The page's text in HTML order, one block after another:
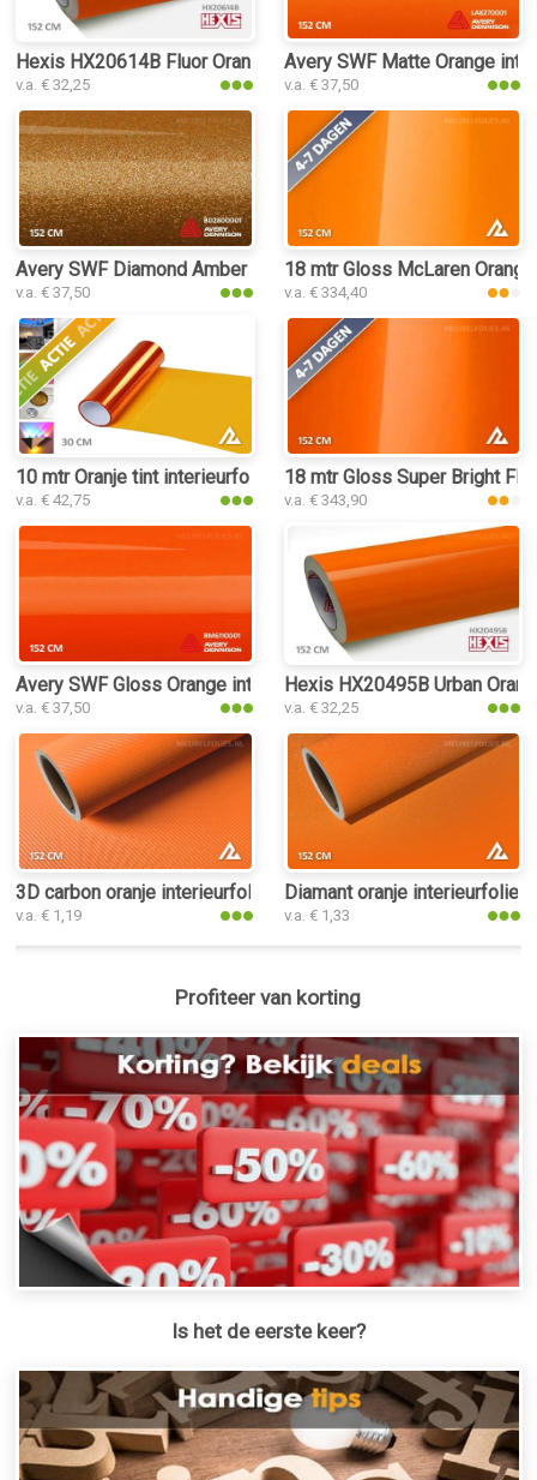
Hexis HX20614B Fluor Orange Gloss interieurfolie
v.a. € 32,25
Avery SWF Matte Orange
v.a. € 37,50
Avery SWF Diamond Amber Gloss interieurfolie
v.a. € 37,50
18 mtr Gloss McLaren
v.a. € 334,40
10 mtr Oranje tint interieurfolie
v.a. € 42,75
18 mtr Gloss Super Bright
v.a. € 343,90
Avery SWF Gloss Orange interieurfolie
v.a. € 37,50
Hexis HX20495B Urban
v.a. € 32,25
3D carbon oranje interieurfolie
v.a. € 1,19
Diamant oranje interieurfolie
v.a. € 1,33
Profiteer van korting
Is het de eerste keer?